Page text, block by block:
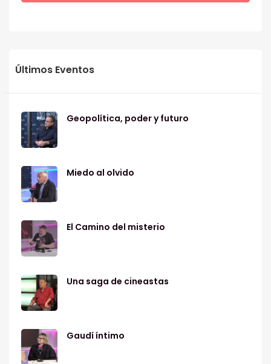
Últimos Eventos
Geopolítica, poder y futuro
Miedo al olvido
El Camino del misterio
Una saga de cineastas
Gaudí íntimo